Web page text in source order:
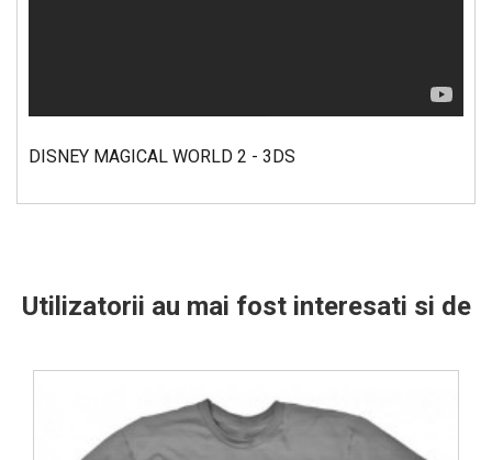
DISNEY MAGICAL WORLD 2 - 3DS
Utilizatorii au mai fost interesati si de